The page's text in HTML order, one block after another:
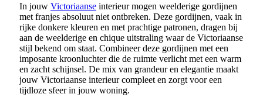
In jouw Victoriaanse interieur mogen weelderige gordijnen
met franjes absoluut niet ontbreken. Deze gordijnen, vaak in
rijke donkere kleuren en met prachtige patronen, dragen bij
aan de weelderige en chique uitstraling waar de Victoriaanse
stijl bekend om staat. Combineer deze gordijnen met een
imposante kroonluchter die de ruimte verlicht met een warm
en zacht schijnsel. De mix van grandeur en elegantie maakt
jouw Victoriaanse interieur compleet en zorgt voor een
tijdloze sfeer in jouw woning.